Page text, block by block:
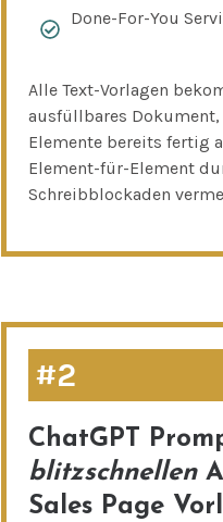
Done-For-You
Alle Text-Vorlagen
ausfüllbares Dokument,
Elemente bereits fertig
Element-für-Element
Schreibblockaden
#2
ChatGPT
blitzschnellen
Sales Page